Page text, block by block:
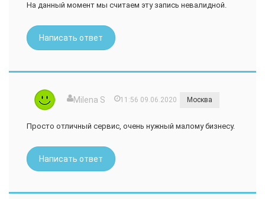
На данный момент мы считаем эту запись невалидной.
Написать ответ
Milena S 11:56 09.06.2020 Москва
Просто отличный сервис, очень нужный малому бизнесу.
Написать ответ